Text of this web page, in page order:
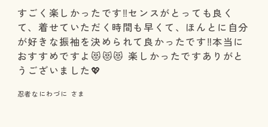
すごく楽しかったです‼️センスがとっても良く
て、着せていただく時間も早くて、ほんとに自分
が好きな振袖を決められて良かったです‼️本当に
おすすめですよ😻😻😻 楽しかったですありがと
うございました💖
忍者なにわづに さま